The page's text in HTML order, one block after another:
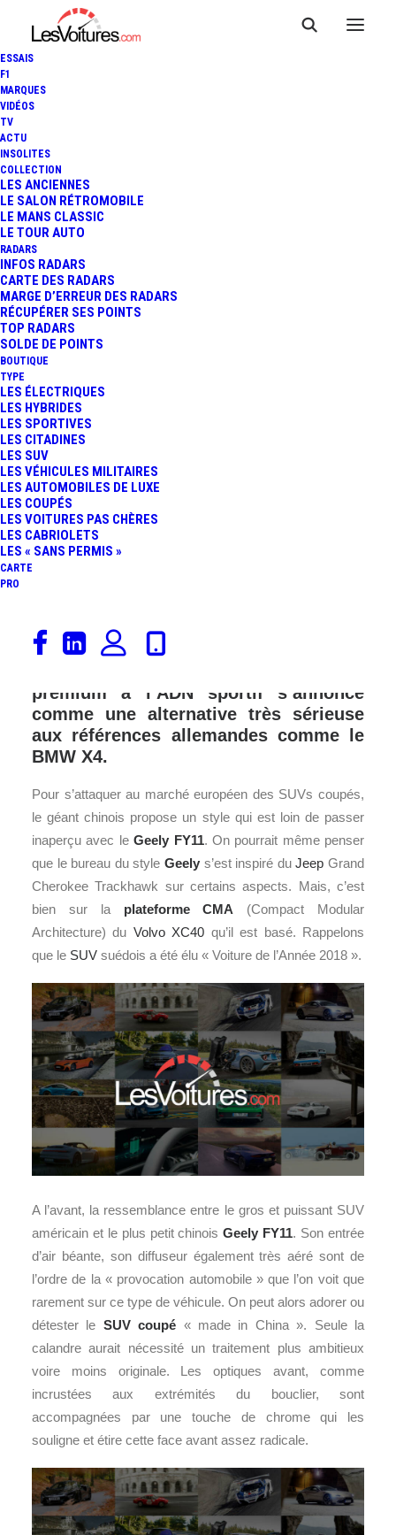
ESSAIS
F1
MARQUES
VIDÉOS
TV
ACTU
INSOLITES
COLLECTION
LES ANCIENNES
LE SALON RÉTROMOBILE
LE MANS CLASSIC
LE TOUR AUTO
RADARS
INFOS RADARS
CARTE DES RADARS
MARGE D’ERREUR DES RADARS
RÉCUPÉRER SES POINTS
TOP RADARS
SOLDE DE POINTS
BOUTIQUE
TYPE
LES ÉLECTRIQUES
LES HYBRIDES
LES SPORTIVES
LES CITADINES
LES SUV
LES VÉHICULES MILITAIRES
LES AUTOMOBILES DE LUXE
LES COUPÉS
LES VOITURES PAS CHÈRES
LES CABRIOLETS
LES « SANS PERMIS »
CARTE
PRO
PROMETTEUR SUV "MADE IN
2 Minutes
La marque chinoise Geely, dont le
groupe éponyme possède Volvo,
premium à l’ADN sportif s’annonce
comme une alternative très sérieuse
aux références allemandes comme le
BMW X4.
Pour s’attaquer au marché européen des SUVs coupés,
le géant chinois propose un style qui est loin de passer
inaperçu avec leGeely FY11. On pourrait même penser
que le bureau du style Geely s’est inspiré duJeep Grand
Cherokee Trackhawk sur certains aspects. Mais, c’est
bien sur la plateforme CMA (Compact Modular
Architecture) du Volvo XC40 qu’il est basé. Rappelons
que le SUV suédois a été élu « Voiture de l’Année 2018 ».
A l’avant, la ressemblance entre le gros et puissant SUV
américain et le plus petit chinoisGeely FY11. Son entrée
d’air béante, son diffuseur également très aéré sont de
l’ordre de la « provocation automobile » que l’on voit que
rarement sur ce type de véhicule. On peut alors adorer ou
détester le SUV coupé « made in China ». Seule la
calandre aurait nécessité un traitement plus ambitieux
voire moins originale. Les optiques avant, comme
incrustées aux extrémités du bouclier, sont
accompagnées par une touche de chrome qui les
souligne et étire cette face avant assez radicale.